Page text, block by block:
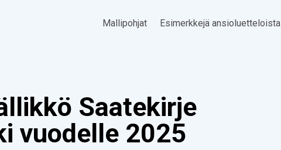
Mallipohjat Esimerkkejä ansioluetteloista
Saatekirje
vuodelle 2025